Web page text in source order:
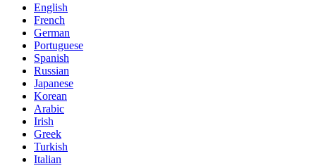
English
French
German
Portuguese
Spanish
Russian
Japanese
Korean
Arabic
Irish
Greek
Turkish
Italian